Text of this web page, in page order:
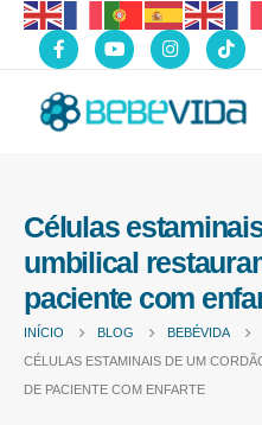
Células
umbilical
paciente com
INÍCIO BLOG
BEBÉVIDA
CÉLULAS ESTAMINAIS DE UM
DE PACIENTE COM ENFARTE